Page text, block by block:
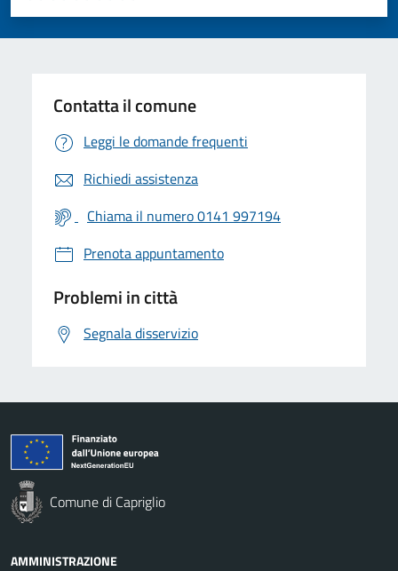
Valuta 5 stelle su 5
Valuta 4 stelle su 5
Valuta 3 stelle su 5
Valuta 2 stelle su 5
Valuta 1 stelle su 5
Contatta il comune
Leggi le domande frequenti
Richiedi assistenza
Chiama il numero 0141 997194
Prenota appuntamento
Problemi in città
Segnala disservizio
Comune di Capriglio
AMMINISTRAZIONE